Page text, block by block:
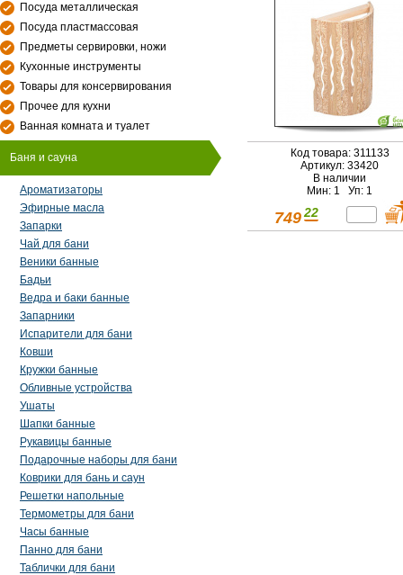
Посуда металлическая
Посуда пластмассовая
Предметы сервировки, ножи
Кухонные инструменты
Товары для консервирования
Прочее для кухни
Ванная комната и туалет
Баня и сауна
Ароматизаторы
Эфирные масла
Запарки
Чай для бани
Веники банные
Бадьи
Ведра и баки банные
Запарники
Испарители для бани
Ковши
Кружки банные
Обливные устройства
Ушаты
Шапки банные
Рукавицы банные
Подарочные наборы для бани
Коврики для бань и саун
Решетки напольные
Термометры для бани
Часы банные
Панно для бани
Таблички для бани
Код товара: 311133
Артикул: 33420
В наличии
Мин: 1 Уп: 1
749 22